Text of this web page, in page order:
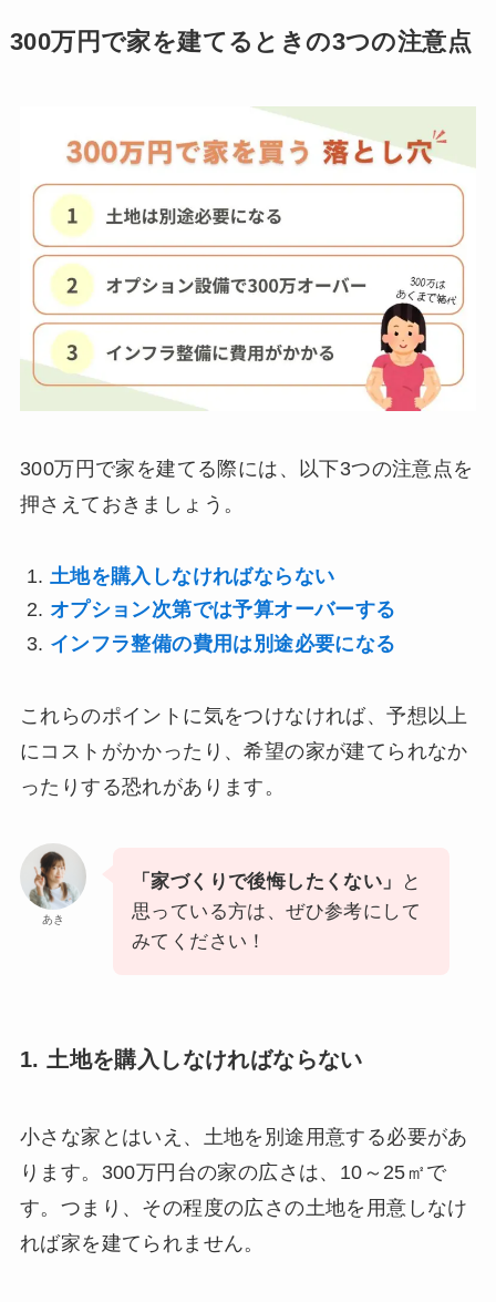
300万円で家を建てるときの3つの注意点
300万円で家を建てる際には、以下3つの注意点を
押さえておきましょう。
土地を購入しなければならない
オプション次第では予算オーバーする
インフラ整備の費用は別途必要になる
これらのポイントに気をつけなければ、予想以上
にコストがかかったり、希望の家が建てられなか
ったりする恐れがあります。
あき
「家づくりで後悔したくない」
と
思っている方は、ぜひ参考にして
みてください！
1. 土地を購入しなければならない
小さな家とはいえ、土地を別途用意する必要があ
ります。300万円台の家の広さは、10～25㎡で
す。つまり、その程度の広さの土地を用意しなけ
れば家を建てられません。